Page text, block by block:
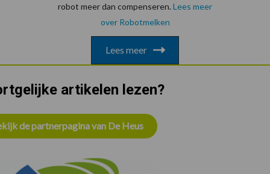
robot meer dan compenseren. Lees meer
over Robotmelken
Lees meer
artikelen lezen?
de partnerpagina van De Heus